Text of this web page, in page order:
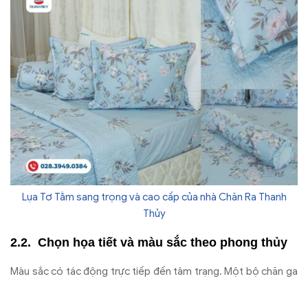
Lụa Tơ Tằm sang trọng và cao cấp của nhà Chăn Ra Thanh
Thủy
Chọn họa tiết và màu sắc theo phong thủy
Màu sắc có tác động trực tiếp đến tâm trạng. Một bộ chăn ga